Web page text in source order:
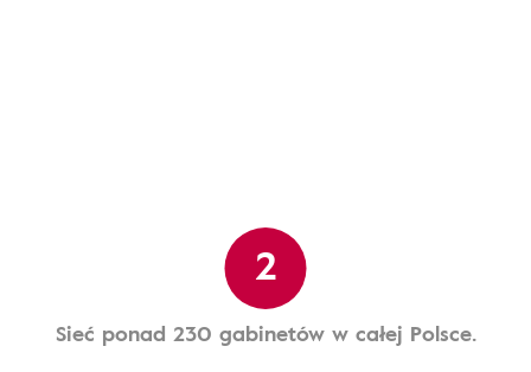
2
Sieć ponad 230 gabinetów w całej Polsce.